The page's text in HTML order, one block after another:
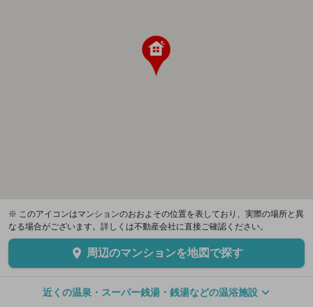
※ このアイコンはマンションのおおよその位置を表しており、実際の場所と異
なる場合がございます。詳しくは不動産会社に直接ご確認ください。
周辺のマンションを地図で探す
近くの温泉・スーパー銭湯・銭湯などの温浴施設